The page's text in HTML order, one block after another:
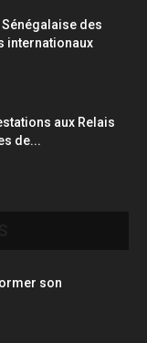
des
internationaux
aux Relais
de...
son